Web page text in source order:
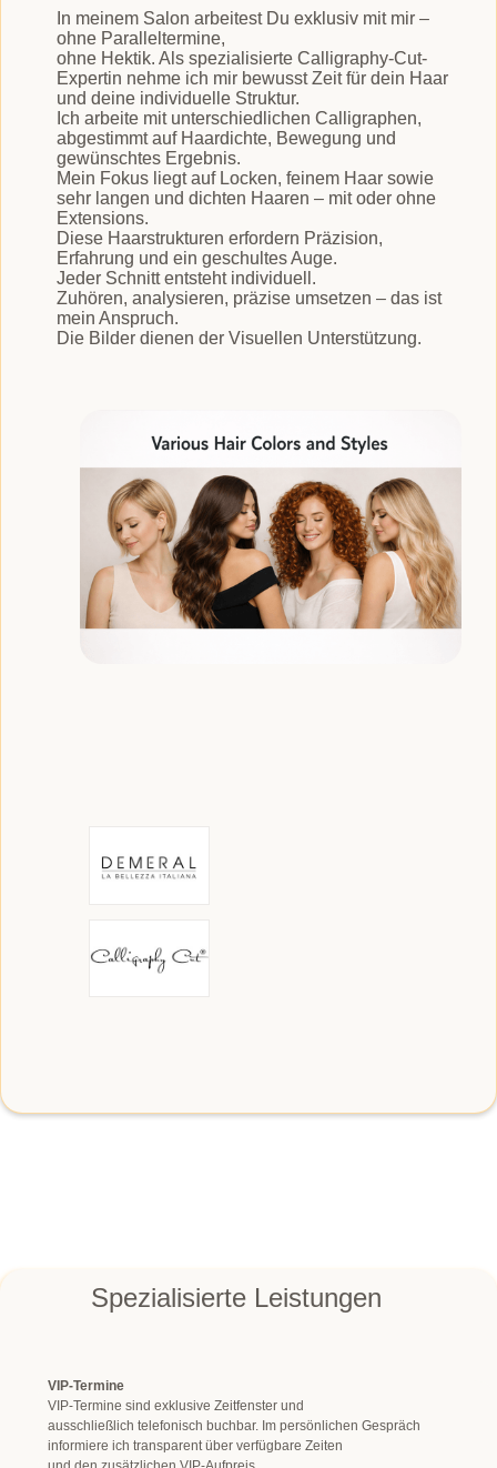
In meinem Salon arbeitest Du exklusiv mit mir –
ohne Paralleltermine,
ohne Hektik. Als spezialisierte Calligraphy-Cut-
Expertin nehme ich mir bewusst Zeit für dein Haar
und deine individuelle Struktur.
Ich arbeite mit unterschiedlichen Calligraphen,
abgestimmt auf Haardichte, Bewegung und
gewünschtes Ergebnis.
Mein Fokus liegt auf Locken, feinem Haar sowie
sehr langen und dichten Haaren – mit oder ohne
Extensions.
Diese Haarstrukturen erfordern Präzision,
Erfahrung und ein geschultes Auge.
Jeder Schnitt entsteht individuell.
Zuhören, analysieren, präzise umsetzen – das ist
mein Anspruch.
Die Bilder dienen der Visuellen Unterstützung.
Spezialisierte Leistungen
VIP-Termine
VIP-Termine sind exklusive Zeitfenster und
ausschließlich telefonisch buchbar. Im persönlichen Gespräch
informiere ich transparent über verfügbare Zeiten